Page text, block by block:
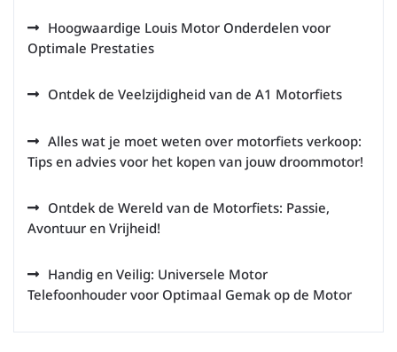
Hoogwaardige Louis Motor Onderdelen voor
Optimale Prestaties
Ontdek de Veelzijdigheid van de A1 Motorfiets
Alles wat je moet weten over motorfiets verkoop:
Tips en advies voor het kopen van jouw droommotor!
Ontdek de Wereld van de Motorfiets: Passie,
Avontuur en Vrijheid!
Handig en Veilig: Universele Motor
Telefoonhouder voor Optimaal Gemak op de Motor